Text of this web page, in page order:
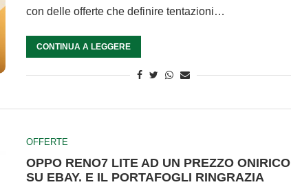
con delle offerte che definire tentazioni…
CONTINUA A LEGGERE
OFFERTE
OPPO RENO7 LITE AD UN PREZZO ONIRICO
SU EBAY. E IL PORTAFOGLI RINGRAZIA